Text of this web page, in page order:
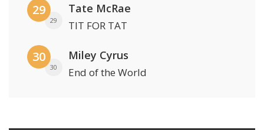
29
29
Tate McRae
TIT FOR TAT
30
30
Miley Cyrus
End of the World